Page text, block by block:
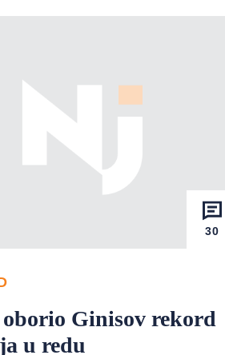
30
Ginisov rekord
u redu